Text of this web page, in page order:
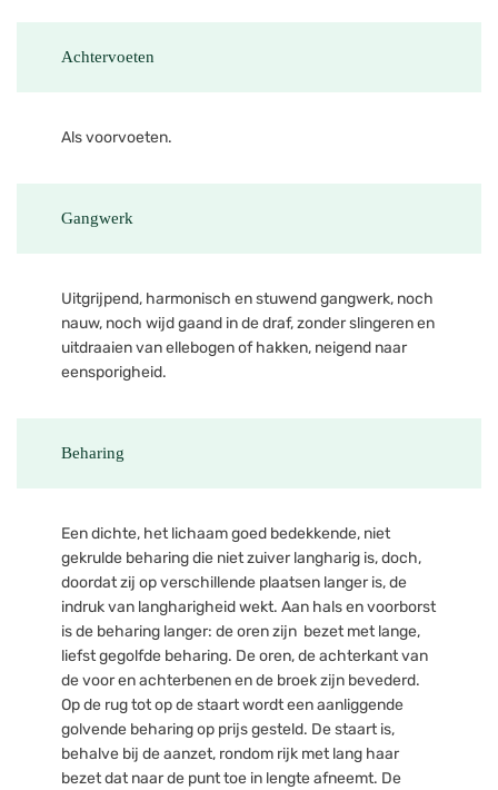
Achtervoeten
Als voorvoeten.
Gangwerk
Uitgrijpend, harmonisch en stuwend gangwerk, noch
nauw, noch wijd gaand in de draf, zonder slingeren en
uitdraaien van ellebogen of hakken, neigend naar
eensporigheid.
Beharing
Een dichte, het lichaam goed bedekkende, niet
gekrulde beharing die niet zuiver langharig is, doch,
doordat zij op verschillende plaatsen langer is, de
indruk van langharigheid wekt. Aan hals en voorborst
is de beharing langer: de oren zijn bezet met lange,
liefst gegolfde beharing. De oren, de achterkant van
de voor en achterbenen en de broek zijn bevederd.
Op de rug tot op de staart wordt een aanliggende
golvende beharing op prijs gesteld. De staart is,
behalve bij de aanzet, rondom rijk met lang haar
bezet dat naar de punt toe in lengte afneemt. De